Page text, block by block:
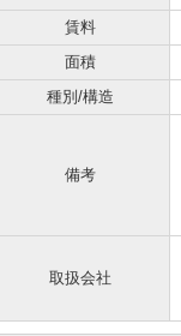
賃料
面積
種別/構造
備考
取扱会社